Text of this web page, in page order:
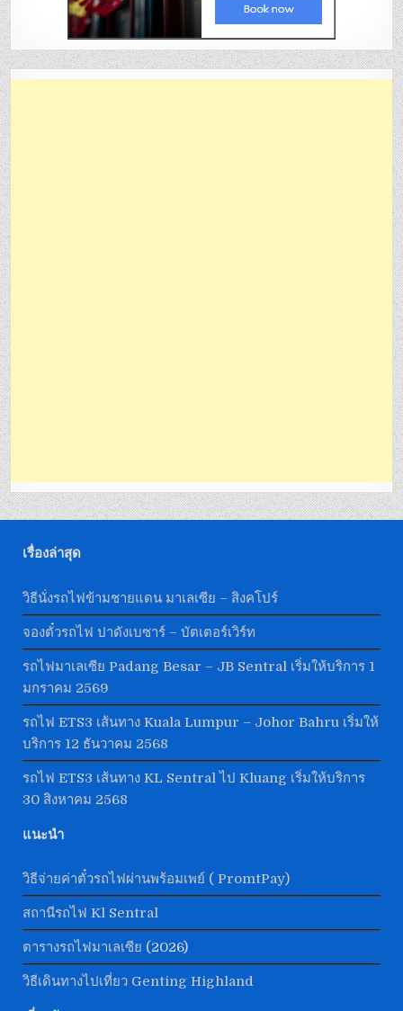
เรื่องล่าสุด
วิธีนั่งรถไฟข้ามชายแดน มาเลเซีย – สิงคโปร์
จองตั๋วรถไฟ ปาดังเบซาร์ – บัตเตอร์เวิร์ท
รถไฟมาเลเซีย Padang Besar – JB Sentral เริ่มให้บริการ 1
มกราคม 2569
รถไฟ ETS3 เส้นทาง Kuala Lumpur – Johor Bahru เริ่มให้
บริการ 12 ธันวาคม 2568
รถไฟ ETS3 เส้นทาง KL Sentral ไป Kluang เริ่มให้บริการ
30 สิงหาคม 2568
แนะนำ
วิธีจ่ายค่าตั๋วรถไฟผ่านพร้อมเพย์ ( PromtPay)
สถานีรถไฟ Kl Sentral
ตารางรถไฟมาเลเซีย (2026)
วิธีเดินทางไปเที่ยว Genting Highland